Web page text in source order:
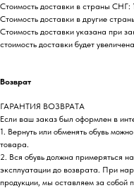
Стоимость доставки в страны СНГ:
Стоимость доставки в другие
Стоимость доставки указана при
стоимость доставки будет увеличена.
Возврат
ГАРАНТИЯ ВОЗВРАТА
Если ваш заказ был оформлен в
1. Вернуть или обменять обувь
товара.
2. Вся обувь должна примеряться
эксплуатации до возврата. При
продукции, мы оставляем за собой